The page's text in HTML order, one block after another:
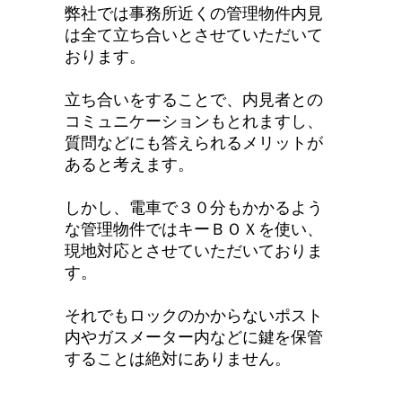
弊社では事務所近くの管理物件内見
は全て立ち合いとさせていただいて
おります。
立ち合いをすることで、内見者との
コミュニケーションもとれますし、
質問などにも答えられるメリットが
あると考えます。
しかし、電車で３０分もかかるよう
な管理物件ではキーＢＯＸを使い、
現地対応とさせていただいておりま
す。
それでもロックのかからないポスト
内やガスメーター内などに鍵を保管
することは絶対にありません。